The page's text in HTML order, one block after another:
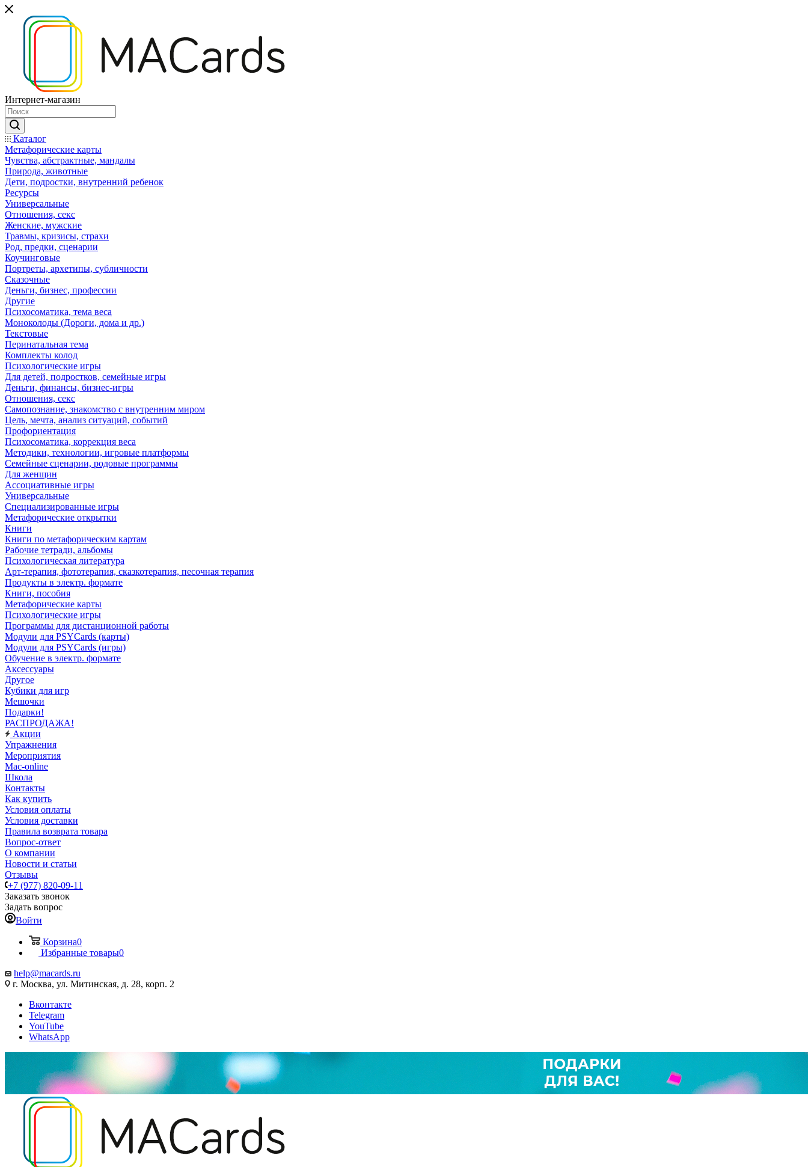
Интернет-магазин
Каталог
Mетафорические карты
Чувства, абстрактные, мандалы
Природа, животные
Дети, подростки, внутренний ребенок
Ресурсы
Универсальные
Отношения, секс
Женские, мужские
Травмы, кризисы, страхи
Род, предки, сценарии
Коучинговые
Портреты, архетипы, субличности
Сказочные
Деньги, бизнес, профессии
Другие
Психосоматика, тема веса
Моноколоды (Дороги, дома и др.)
Текстовые
Перинатальная тема
Комплекты колод
Психологические игры
Для детей, подростков, семейные игры
Деньги, финансы, бизнес-игры
Отношения, секс
Самопознание, знакомство с внутренним миром
Цель, мечта, анализ ситуаций, событий
Профориентация
Психосоматика, коррекция веса
Методики, технологии, игровые платформы
Семейные сценарии, родовые программы
Для женщин
Ассоциативные игры
Универсальные
Специализированные игры
Метафорические открытки
Книги
Книги по метафорическим картам
Рабочие тетради, альбомы
Психологическая литература
Арт-терапия, фототерапия, сказкотерапия, песочная терапия
Продукты в электр. формате
Книги, пособия
Метафорические карты
Психологические игры
Программы для дистанционной работы
Модули для PSYCards (карты)
Модули для PSYCards (игры)
Обучение в электр. формате
Аксессуары
Другое
Кубики для игр
Мешочки
Подарки!
РАСПРОДАЖА!
Акции
Упражнения
Мероприятия
Mac-online
Школа
Контакты
Как купить
Условия оплаты
Условия доставки
Правила возврата товара
Вопрос-ответ
О компании
Новости и статьи
Отзывы
+7 (977) 820-09-11
Заказать звонок
Задать вопрос
Войти
Корзина0
Избранные товары0
help@macards.ru
г. Москва, ул. Митинская, д. 28, корп. 2
Вконтакте
Telegram
YouTube
WhatsApp